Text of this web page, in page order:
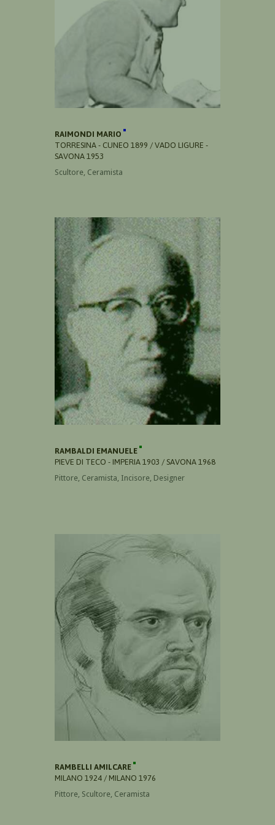
RAIMONDI MARIO
TORRESINA - CUNEO 1899 / VADO LIGURE -
SAVONA 1953
Scultore, Ceramista
RAMBALDI EMANUELE
PIEVE DI TECO - IMPERIA 1903 / SAVONA 1968
Pittore, Ceramista, Incisore, Designer
RAMBELLI AMILCARE
MILANO 1924 / MILANO 1976
Pittore, Scultore, Ceramista